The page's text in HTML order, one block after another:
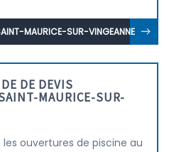
MAURICE-SUR-VINGEANNE
DE DEVIS
MAURICE-SUR-
ouvertures de piscine au